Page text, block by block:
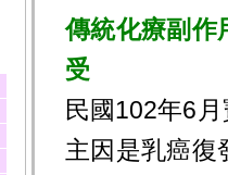
傳統化療副作
受
民國102年6
主因是乳癌復